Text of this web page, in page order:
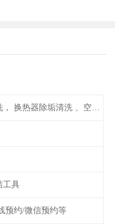
工业设备清洗， 换热器除垢清洗 、空调清洗等
工具
预约/微信预约等